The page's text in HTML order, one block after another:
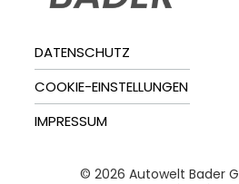
DATENSCHUTZ
COOKIE-EINSTELLUNGEN
IMPRESSUM
© 2026 Autowelt Bader